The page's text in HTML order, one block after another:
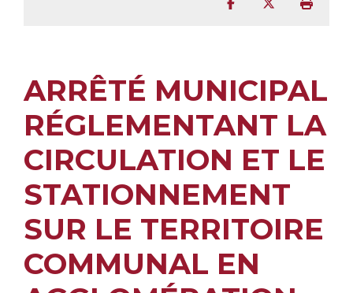
Partager surPartager sur
ARRÊTÉ MUNICIPAL
RÉGLEMENTANT LA
CIRCULATION ET LE
STATIONNEMENT
SUR LE TERRITOIRE
COMMUNAL EN